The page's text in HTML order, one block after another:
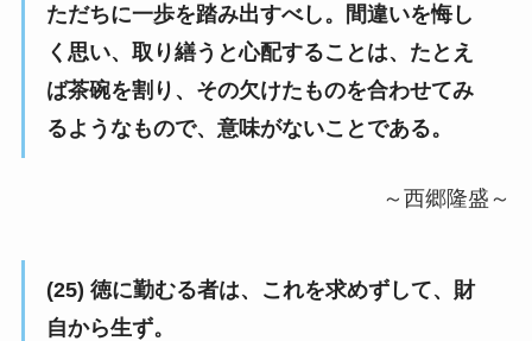
ただちに一歩を踏み出すべし。間違いを悔し
く思い、取り繕うと心配することは、たとえ
ば茶碗を割り、その欠けたものを合わせてみ
るようなもので、意味がないことである。
～西郷隆盛～
(25) 徳に勤むる者は、これを求めずして、財
自から生ず。